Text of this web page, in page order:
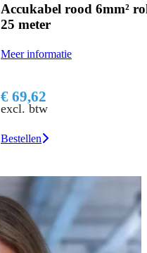
Accukabel rood 6mm²
25 meter
Meer informatie
€ 69,62
excl. btw
Bestellen